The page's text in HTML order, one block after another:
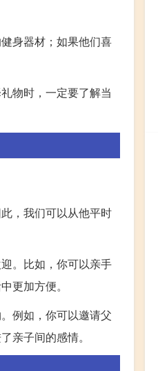
身器材；如果他们喜
物时，一定要了解当
，我们可以从他平时
。比如，你可以亲手
更加方便。
例如，你可以邀请父
亲子间的感情。